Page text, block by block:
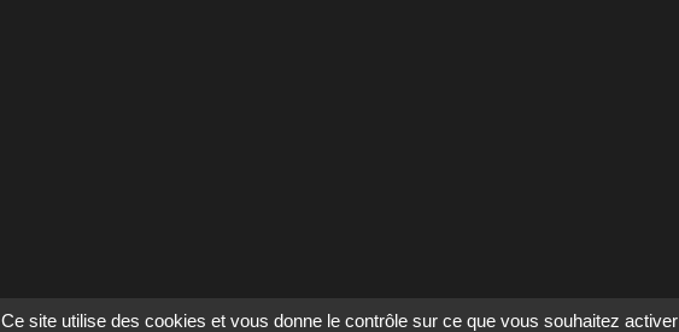
Ce site utilise des cookies et vous donne le contrôle sur ce que vous souhaitez activer